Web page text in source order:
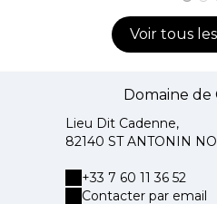
Voir tous
Domaine de
Lieu Dit Cadenne,
82140 ST ANTONIN
+33 7 60 11 36 52
Contacter par email